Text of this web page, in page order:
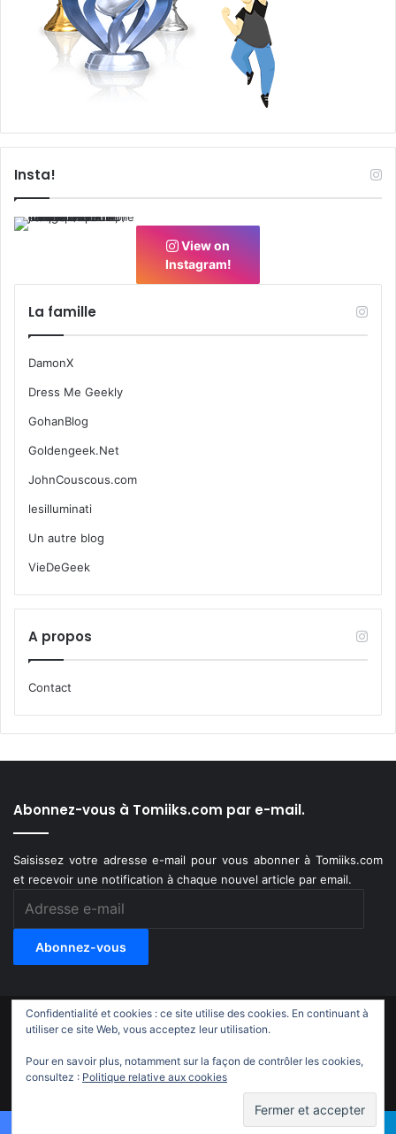
Insta!
View on
Instagram!
La famille
DamonX
Dress Me Geekly
GohanBlog
Goldengeek.Net
JohnCouscous.com
lesilluminati
Un autre blog
VieDeGeek
A propos
Contact
Abonnez-vous à Tomiiks.com par e-mail.
Saisissez votre adresse e-mail pour vous abonner à Tomiiks.com
et recevoir une notification à chaque nouvel article par email.
Abonnez-vous
© Copyright 2011-2018, All Rights Reserved |
X YouTubeInstagram
TwitchTikTok
Confidentialité et cookies : ce site utilise des cookies. En continuant à
utiliser ce site Web, vous acceptez leur utilisation.
Pour en savoir plus, notamment sur la façon de contrôler les cookies,
consultez : Politique relative aux cookies